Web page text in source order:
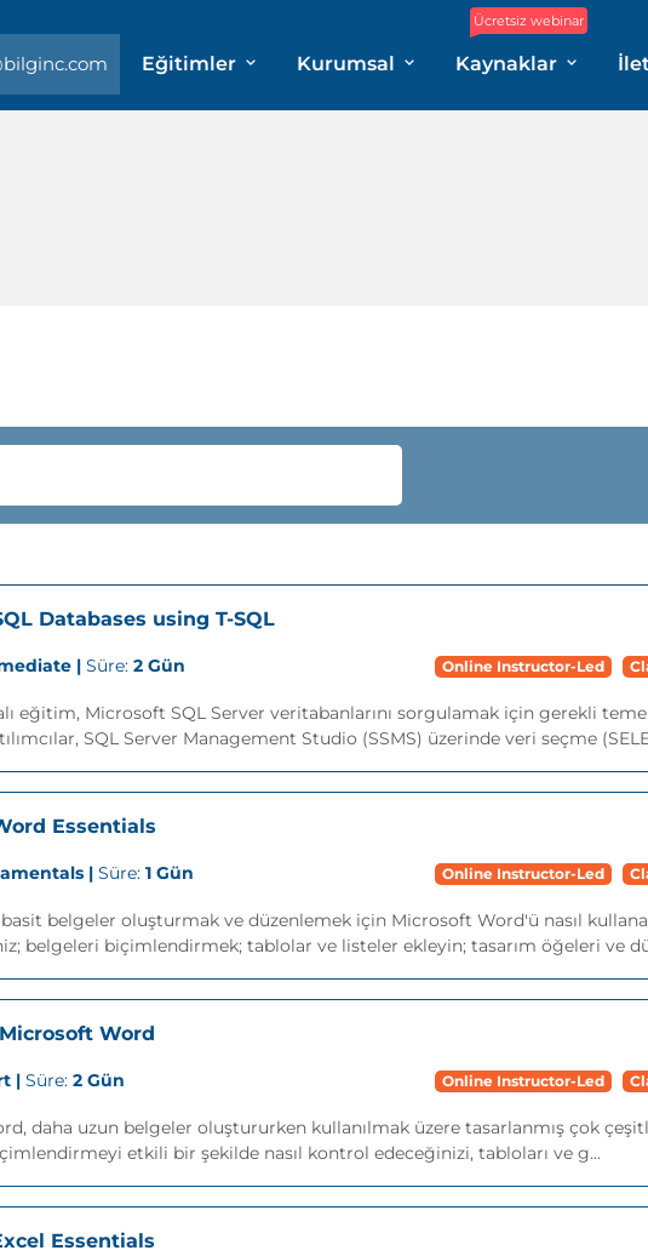
Eğitimler Kurumsal
Ücretsiz webinar
Kaynaklar
Databases using T-SQL
| Süre: 2 Gün Online Instructor-Led
eğitim, Microsoft SQL Server veritabanlarını sorgulamak için gerekli
SQL Server Management Studio (SSMS) üzerinde veri seçme
Essentials
| Süre: 1 Gün Online Instructor-Led
belgeler oluşturmak ve düzenlemek için Microsoft Word'ü nasıl
belgeleri biçimlendirmek; tablolar ve listeler ekleyin; tasarım öğeleri ve
Word
| Süre: 2 Gün Online Instructor-Led
daha uzun belgeler oluştururken kullanılmak üzere tasarlanmış çok
etkili bir şekilde nasıl kontrol edeceğinizi, tabloları ve g...
Essentials